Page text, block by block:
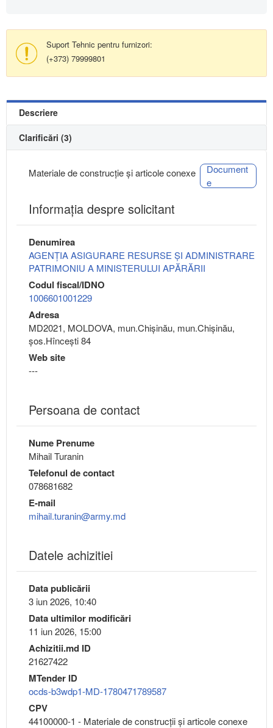
Suport Tehnic pentru furnizori:
(+373) 79999801
Descriere
Clarificări (3)
Materiale de construcție și articole conexe
Document
e
Informaţia despre solicitant
Denumirea
AGENŢIA ASIGURARE RESURSE ŞI ADMINISTRARE
PATRIMONIU A MINISTERULUI APĂRĂRII
Codul fiscal/IDNO
1006601001229
Adresa
MD2021, MOLDOVA, mun.Chişinău, mun.Chişinău,
şos.Hînceşti 84
Web site
---
Persoana de contact
Nume Prenume
Mihail Turanin
Telefonul de contact
078681682
E-mail
mihail.turanin@army.md
Datele achizitiei
Data publicării
3 iun 2026, 10:40
Data ultimilor modificări
11 iun 2026, 15:00
Achizitii.md ID
21627422
MTender ID
ocds-b3wdp1-MD-1780471789587
CPV
44100000-1 - Materiale de construcţii şi articole conexe